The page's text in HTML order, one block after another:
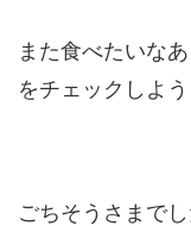
また食べたいな
をチェックしよ
ごちそうさまでし